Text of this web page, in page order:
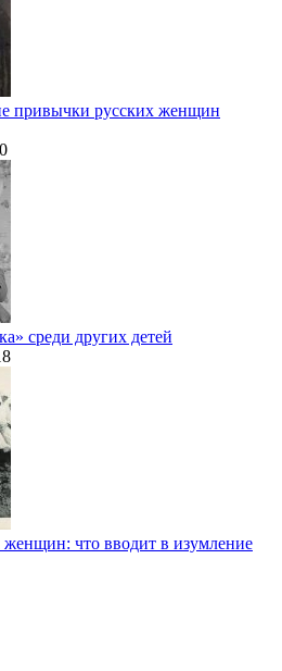
привычки русских женщин
среди других детей
женщин: что вводит в изумление